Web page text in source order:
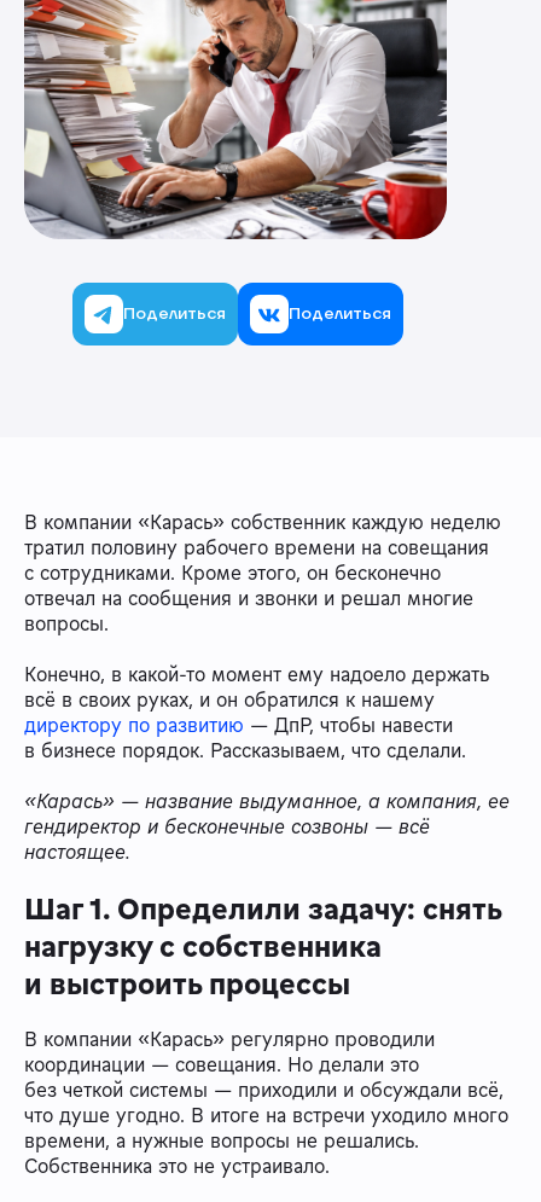
Поделиться Поделиться
В компании «Карась» собственник каждую неделю
тратил половину рабочего времени на совещания
с сотрудниками. Кроме этого, он бесконечно
отвечал на сообщения и звонки и решал многие
вопросы.
Конечно, в какой-то момент ему надоело держать
всё в своих руках, и он обратился к нашему
директору по развитию — ДпР, чтобы навести
в бизнесе порядок. Рассказываем, что сделали.
«Карась» — название выдуманное, а компания, ее
гендиректор и бесконечные созвоны — всё
настоящее.
Шаг 1. Определили задачу: снять
нагрузку с собственника
и выстроить процессы
В компании «Карась» регулярно проводили
координации — совещания. Но делали это
без четкой системы — приходили и обсуждали всё,
что душе угодно. В итоге на встречи уходило много
времени, а нужные вопросы не решались.
Собственника это не устраивало.